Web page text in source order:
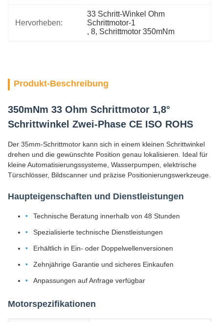
Hervorheben:
33 Schritt-Winkel Ohm
Schrittmotor-1
, 8, Schrittmotor 350mNm
Produkt-Beschreibung
350mNm 33 Ohm Schrittmotor 1,8°
Schrittwinkel Zwei-Phase CE ISO ROHS
Der 35mm-Schrittmotor kann sich in einem kleinen Schrittwinkel
drehen und die gewünschte Position genau lokalisieren. Ideal für
kleine Automatisierungssysteme, Wasserpumpen, elektrische
Türschlösser, Bildscanner und präzise Positionierungswerkzeuge.
Haupteigenschaften und Dienstleistungen
Technische Beratung innerhalb von 48 Stunden
Spezialisierte technische Dienstleistungen
Erhältlich in Ein- oder Doppelwellenversionen
Zehnjährige Garantie und sicheres Einkaufen
Anpassungen auf Anfrage verfügbar
Motorspezifikationen